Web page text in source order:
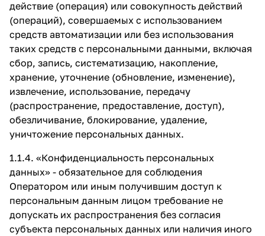
действие (операция) или совокупность действий
(операций), совершаемых с использованием
средств автоматизации или без использования
таких средств с персональными данными, включая
сбор, запись, систематизацию, накопление,
хранение, уточнение (обновление, изменение),
извлечение, использование, передачу
(распространение, предоставление, доступ),
обезличивание, блокирование, удаление,
уничтожение персональных данных.
1.1.4. «Конфиденциальность персональных
данных» - обязательное для соблюдения
Оператором или иным получившим доступ к
персональным данным лицом требование не
допускать их распространения без согласия
субъекта персональных данных или наличия иного